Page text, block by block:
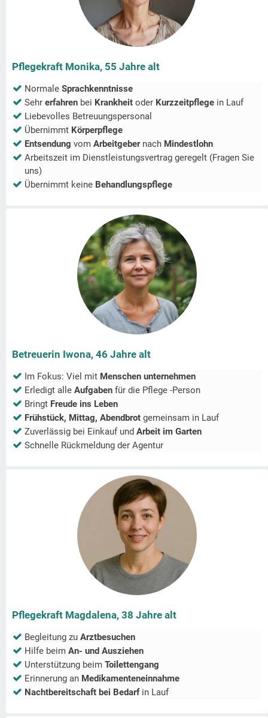
Pflegekraft Monika, 55 Jahre alt
Normale Sprachkenntnisse
Sehr erfahren bei Krankheit oder Kurzzeitpflege in Lauf
Liebevolles Betreuungspersonal
Übernimmt Körperpflege
Entsendung vom Arbeitgeber nach Mindestlohn
Arbeitszeit im Dienstleistungsvertrag geregelt (Fragen Sie
uns)
Übernimmt keine Behandlungspflege
Betreuerin Iwona, 46 Jahre alt
Im Fokus: Viel mit Menschen unternehmen
Erledigt alle Aufgaben für die Pflege -Person
Bringt Freude ins Leben
Frühstück, Mittag, Abendbrot gemeinsam in Lauf
Zuverlässig bei Einkauf und Arbeit im Garten
Schnelle Rückmeldung der Agentur
Pflegekraft Magdalena, 38 Jahre alt
Begleitung zu Arztbesuchen
Hilfe beim An- und Ausziehen
Unterstützung beim Toilettengang
Erinnerung an Medikamenteneinnahme
Nachtbereitschaft bei Bedarfin Lauf